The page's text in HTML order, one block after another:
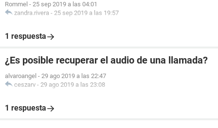
Rommel - 25 sep 2019 a las 04:01
zandra.rivera - 25 sep 2019 a las 19:57
1 respuesta
¿Es posible recuperar el audio de una llamada?
alvaroangel - 29 ago 2019 a las 22:47
ceszarv - 29 ago 2019 a las 23:08
1 respuesta